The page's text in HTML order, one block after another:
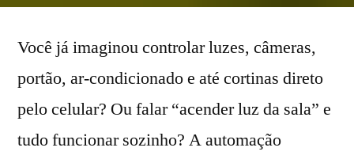
Você já imaginou controlar luzes, câmeras,
portão, ar-condicionado e até cortinas direto
pelo celular? Ou falar “acender luz da sala” e
tudo funcionar sozinho? A automação